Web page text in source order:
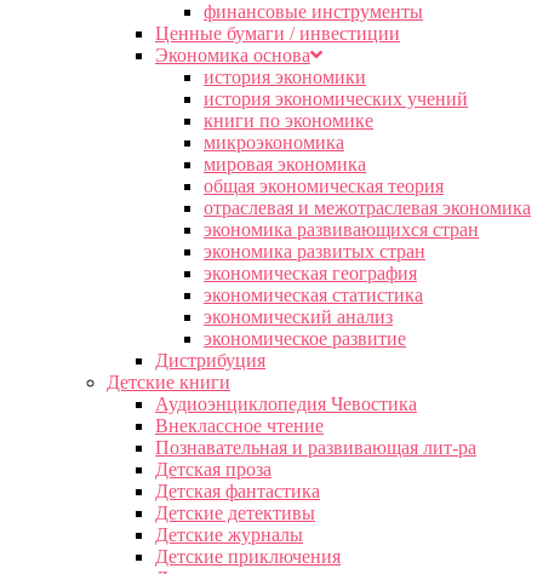
финансовые инструменты
Ценные бумаги / инвестиции
Экономика основа
история экономики
история экономических учений
книги по экономике
микроэкономика
мировая экономика
общая экономическая теория
отраслевая и межотраслевая экономика
экономика развивающихся стран
экономика развитых стран
экономическая география
экономическая статистика
экономический анализ
экономическое развитие
Дистрибуция
Детские книги
Аудиоэнциклопедия Чевостика
Внеклассное чтение
Познавательная и развивающая лит-ра
Детская проза
Детская фантастика
Детские детективы
Детские журналы
Детские приключения